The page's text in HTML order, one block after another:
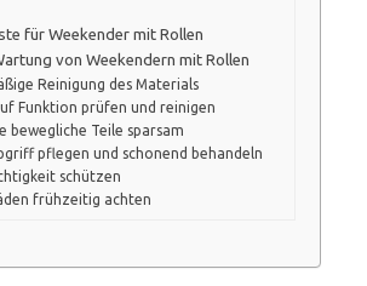
für Weekender mit Rollen
von Weekendern mit Rollen
Reinigung des Materials
Funktion prüfen und reinigen
bewegliche Teile sparsam
pflegen und schonend behandeln
schützen
frühzeitig achten